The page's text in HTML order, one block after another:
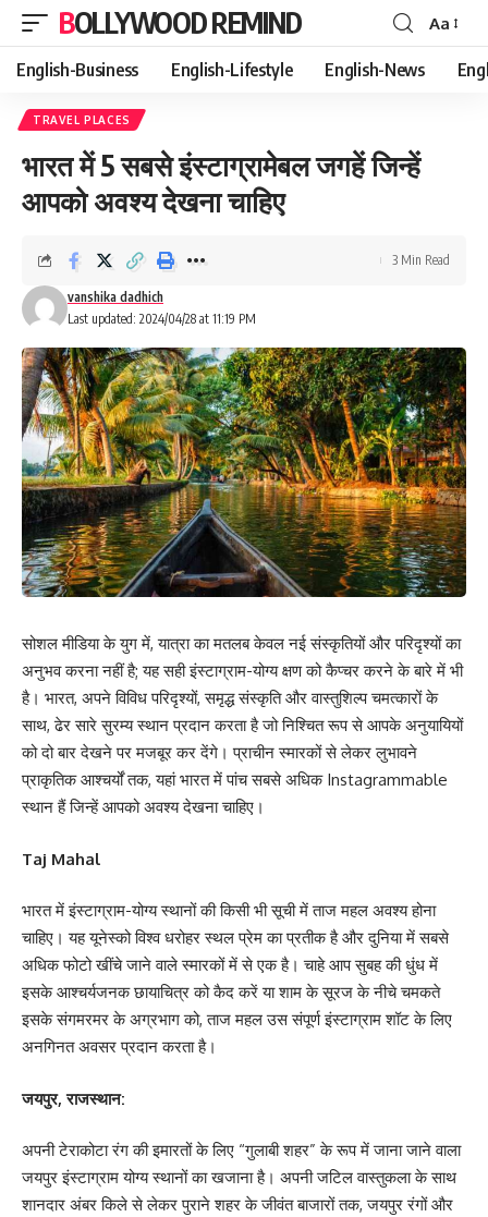
BOLLYWOOD REMIND
Font
Resizer
Aa
English-Business English-Lifestyle English-News
TRAVEL PLACES
भारत में 5 सबसे इंस्टाग्रामेबल जगहें जिन्हें
आपको अवश्य देखना चाहिए
Last updated: 2024/04/28 at 11:19 PM
vanshika dadhich
3 Min Read
सोशल मीडिया के युग में, यात्रा का मतलब केवल नई संस्कृतियों और परिदृश्यों का
अनुभव करना नहीं है; यह सही इंस्टाग्राम-योग्य क्षण को कैप्चर करने के बारे में भी
है। भारत, अपने विविध परिदृश्यों, समृद्ध संस्कृति और वास्तुशिल्प चमत्कारों के
साथ, ढेर सारे सुरम्य स्थान प्रदान करता है जो निश्चित रूप से आपके अनुयायियों
को दो बार देखने पर मजबूर कर देंगे। प्राचीन स्मारकों से लेकर लुभावने
प्राकृतिक आश्चर्यों तक, यहां भारत में पांच सबसे अधिक Instagrammable
स्थान हैं जिन्हें आपको अवश्य देखना चाहिए।
Taj Mahal
भारत में इंस्टाग्राम-योग्य स्थानों की किसी भी सूची में ताज महल अवश्य होना
चाहिए। यह यूनेस्को विश्व धरोहर स्थल प्रेम का प्रतीक है और दुनिया में सबसे
अधिक फोटो खींचे जाने वाले स्मारकों में से एक है। चाहे आप सुबह की धुंध में
इसके आश्चर्यजनक छायाचित्र को कैद करें या शाम के सूरज के नीचे चमकते
इसके संगमरमर के अग्रभाग को, ताज महल उस संपूर्ण इंस्टाग्राम शॉट के लिए
अनगिनत अवसर प्रदान करता है।
जयपुर, राजस्थान:
अपनी टेराकोटा रंग की इमारतों के लिए “गुलाबी शहर” के रूप में जाना जाने वाला
जयपुर इंस्टाग्राम योग्य स्थानों का खजाना है। अपनी जटिल वास्तुकला के साथ
शानदार अंबर किले से लेकर पुराने शहर के जीवंत बाजारों तक, जयपुर रंगों और